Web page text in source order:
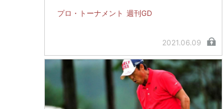
プロ・トーナメント 週刊GD
2021.06.09